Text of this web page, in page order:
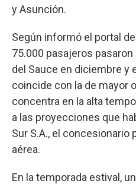
y Asunción.
Según informó el portal
75.000 pasajeros
del Sauce en diciembre y
coincide con la de mayor
concentra en la alta
a las proyecciones que
Sur S.A., el concesionario
aérea.
En la temporada estival,